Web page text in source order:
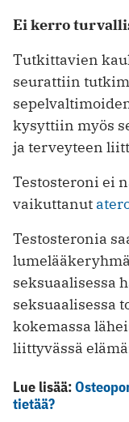
Ei kerro
Tutkittavien
seurattiin
kysyttiin myös
ja terveyteen
Testosteroni ei
vaikuttanut
Testosteronia
seksuaalisessa
seksuaalisessa
kokemassa
liittyvässä
Lue lisää:
tietää?